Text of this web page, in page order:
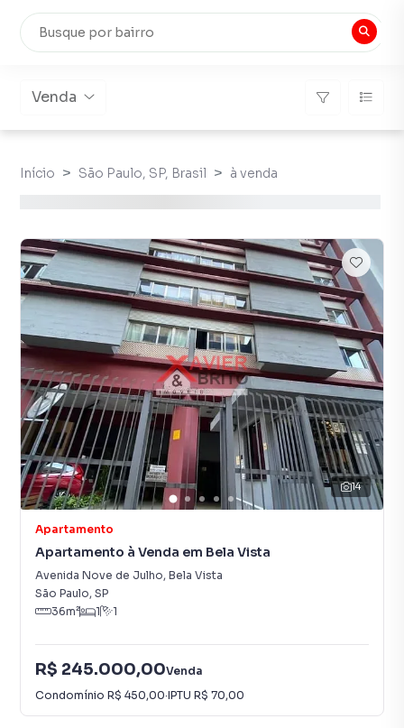
Venda
Início São Paulo, SP, Brasil à venda
14
Apartamento
Apartamento à Venda em Bela Vista
Avenida Nove de Julho, Bela Vista
São Paulo, SP
36m² 1 1
R$ 245.000,00Venda
Condomínio R$ 450,00·IPTU R$ 70,00